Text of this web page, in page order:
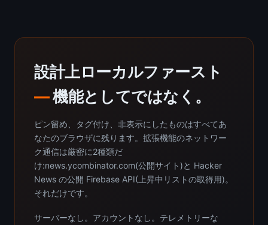
設計上ローカルファースト
—機能としてではなく。
ピン留め、タグ付け、非表示にしたものはすべてあ
なたのブラウザに残ります。拡張機能のネットワー
ク通信は厳密に2種類だ
け:news.ycombinator.com(公開サイト)と Hacker
News の公開 Firebase API(上昇中リストの取得用)。
それだけです。
サーバーなし。アカウントなし。テレメトリーな